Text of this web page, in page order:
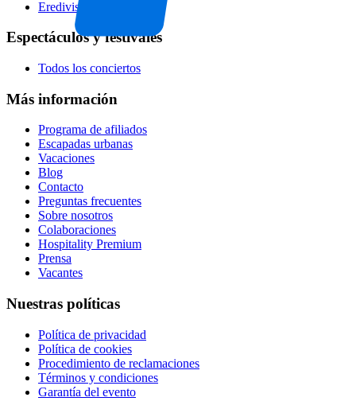
Eredivisie
Espectáculos y festivales
Todos los conciertos
Más información
Programa de afiliados
Escapadas urbanas
Vacaciones
Blog
Contacto
Preguntas frecuentes
Sobre nosotros
Colaboraciones
Hospitality Premium
Prensa
Vacantes
Nuestras políticas
Política de privacidad
Política de cookies
Procedimiento de reclamaciones
Términos y condiciones
Garantía del evento